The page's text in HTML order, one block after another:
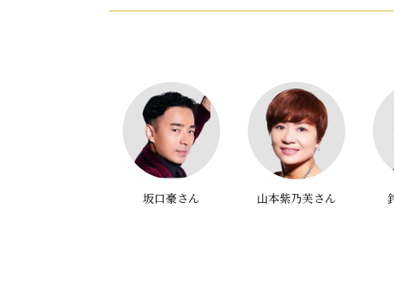
坂口豪さん 山本紫乃芙さん